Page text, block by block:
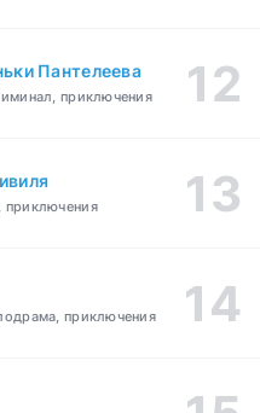
Пантелеева
приключения
приключения
приключения